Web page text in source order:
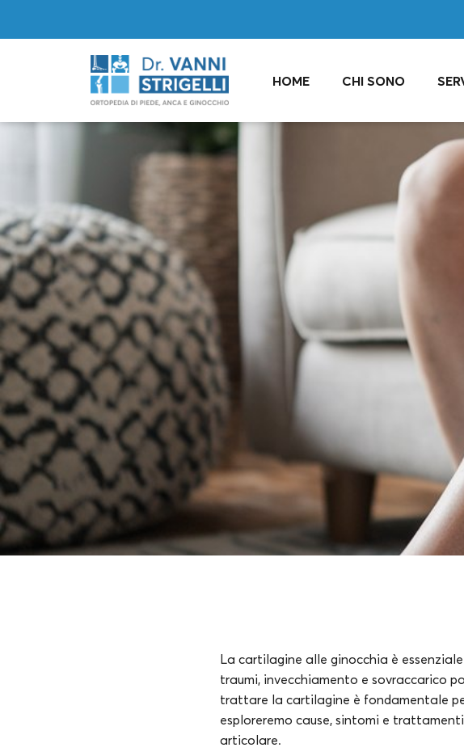
HOME CHI SONO
La cartilagine alle ginocchia è
traumi, invecchiamento e sovraccarico
trattare la cartilagine è fondamentale
esploreremo cause, sintomi e
articolare.